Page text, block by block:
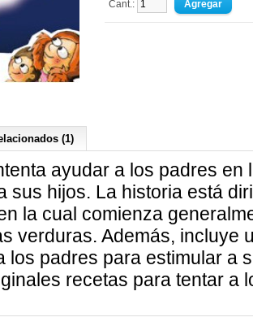
Cant.:
(1)
ayudar a los padres en
sus hijos. La historia está
la cual comienza
verduras. Además, incluye
los padres para estimular a
recetas para tentar a